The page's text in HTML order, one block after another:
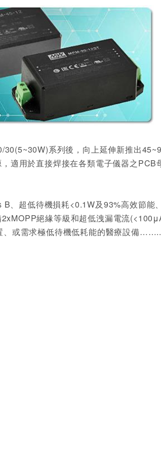
系列後，向上延伸新推出
適用於直接焊接在各類電子儀器之PCB
、超低待機損耗<0.1W及93%高效節能
絕緣等級和超低洩漏電流
或需求極低待機低耗能的醫療設備……..